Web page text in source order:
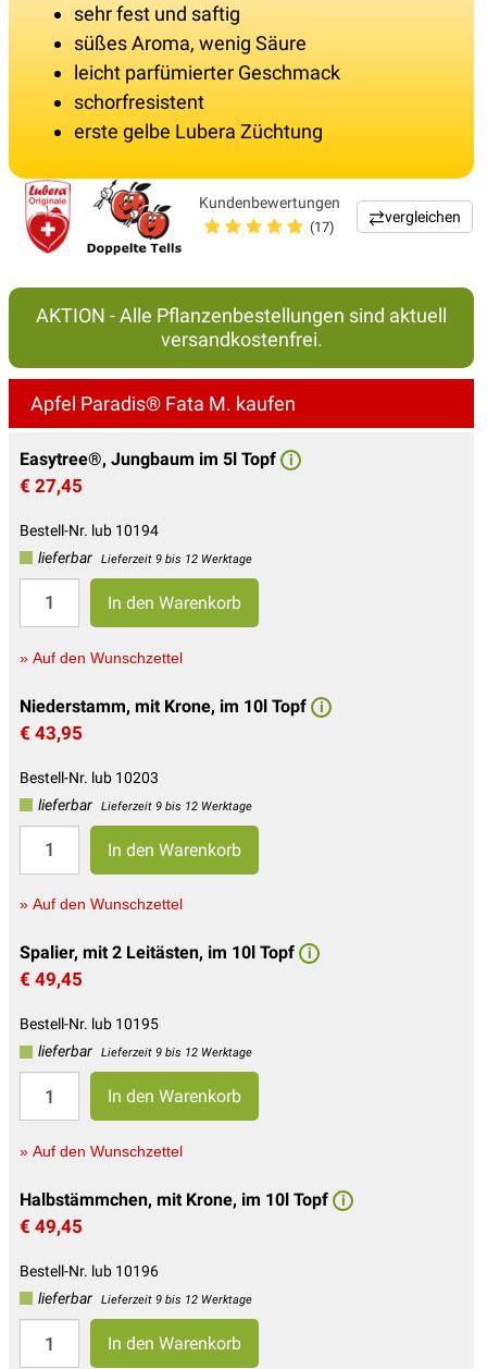
sehr fest und saftig
süßes Aroma, wenig Säure
leicht parfümierter Geschmack
schorfresistent
erste gelbe Lubera Züchtung
Kundenbewertungen
(17)
vergleichen
AKTION - Alle Pflanzenbestellungen sind aktuell
versandkostenfrei.
Apfel Paradis® Fata M. kaufen
Easytree®, Jungbaum im 5l Topf i
€ 27,45
Bestell-Nr. lub 10194
lieferbar
Lieferzeit 9 bis 12 Werktage
» Auf den Wunschzettel
Niederstamm, mit Krone, im 10l Topf i
€ 43,95
Bestell-Nr. lub 10203
lieferbar
Lieferzeit 9 bis 12 Werktage
» Auf den Wunschzettel
Spalier, mit 2 Leitästen, im 10l Topf i
€ 49,45
Bestell-Nr. lub 10195
lieferbar
Lieferzeit 9 bis 12 Werktage
» Auf den Wunschzettel
Halbstämmchen, mit Krone, im 10l Topf i
€ 49,45
Bestell-Nr. lub 10196
lieferbar
Lieferzeit 9 bis 12 Werktage